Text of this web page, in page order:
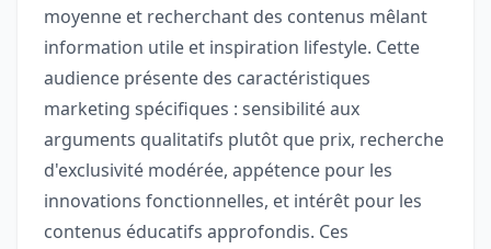
moyenne et recherchant des contenus mêlant
information utile et inspiration lifestyle. Cette
audience présente des caractéristiques
marketing spécifiques : sensibilité aux
arguments qualitatifs plutôt que prix, recherche
d'exclusivité modérée, appétence pour les
innovations fonctionnelles, et intérêt pour les
contenus éducatifs approfondis. Ces